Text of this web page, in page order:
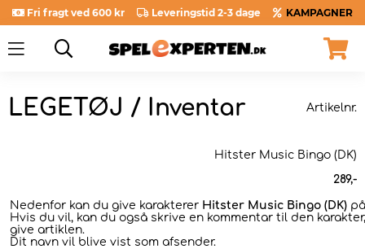
Fri fragt ved 600 kr Leveringstid 2-3 dage KAMPAGNER
LEGETØJ / Inventar Artikelnr.
Hitster Music Bingo (DK)
289,-
Nedenfor kan du give karakterer Hitster Music Bingo (DK)
Hvis du vil, kan du også skrive en kommentar til den
give artiklen.
Dit navn vil blive vist som afsender.